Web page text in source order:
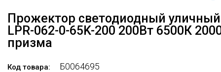
Прожектор светодиодный
LPR-062-0-65K-200 200Вт 6500К
призма
Код товара: Б0064695